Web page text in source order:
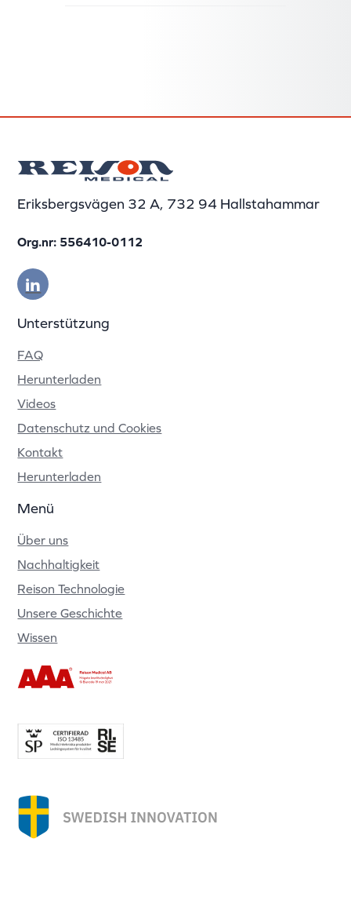
Eriksbergsvägen 32 A, 732 94 Hallstahammar
Org.nr: 556410-0112
Unterstützung
FAQ
Herunterladen
Videos
Datenschutz und Cookies
Kontakt
Herunterladen
Menü
Über uns
Nachhaltigkeit
Reison Technologie
Unsere Geschichte
Wissen